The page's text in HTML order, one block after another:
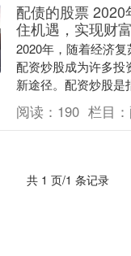
配债的股票 2020
住机遇，实现财
2020年，随着经济复
配资炒股成为许多投
新途径。配资炒股是
金进行股票投资，以
发行期....
阅读： 190 栏目：
共 1 页/1 条记录